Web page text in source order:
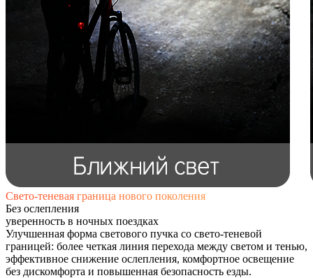
Свето-теневая граница нового поколения
Без ослепления
уверенность в ночных поездках
Улучшенная форма светового пучка со свето-теневой
границей: более четкая линия перехода между светом и тенью,
эффективное снижение ослепления, комфортное освещение
без дискомфорта и повышенная безопасность езды.​